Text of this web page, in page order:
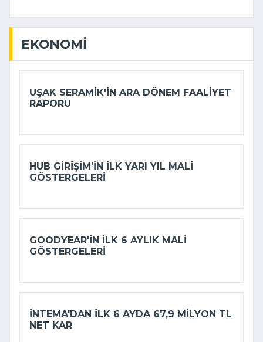
EKONOMI
UŞAK SERAMIK'IN ARA DÖNEM FAALIYET
RAPORU
HUB GIRIŞIM'IN ILK YARI YIL MALI
GÖSTERGELERI
GOODYEAR'IN ILK 6 AYLIK MALI
GÖSTERGELERI
İNTEMA'DAN ILK 6 AYDA 67,9 MILYON TL
NET KAR